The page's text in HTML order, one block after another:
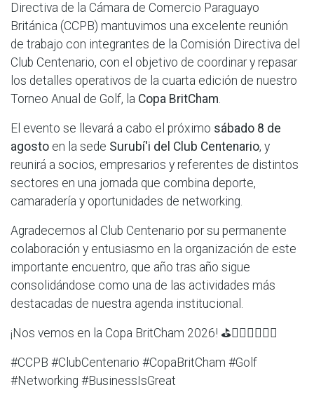
Directiva de la Cámara de Comercio Paraguayo
Británica (CCPB) mantuvimos una excelente reunión
de trabajo con integrantes de la Comisión Directiva del
Club Centenario, con el objetivo de coordinar y repasar
los detalles operativos de la cuarta edición de nuestro
Torneo Anual de Golf, la Copa BritCham.
El evento se llevará a cabo el próximo sábado 8 de
agosto en la sede Surubí'i del Club Centenario, y
reunirá a socios, empresarios y referentes de distintos
sectores en una jornada que combina deporte,
camaradería y oportunidades de networking.
Agradecemos al Club Centenario por su permanente
colaboración y entusiasmo en la organización de este
importante encuentro, que año tras año sigue
consolidándose como una de las actividades más
destacadas de nuestra agenda institucional.
¡Nos vemos en la Copa BritCham 2026! ⛳🏌️‍♂️🇵🇾🇬🇧
#CCPB #ClubCentenario #CopaBritCham #Golf
#Networking #BusinessIsGreat